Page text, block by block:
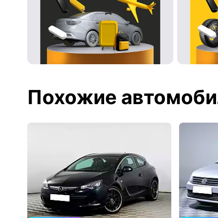
Похожие